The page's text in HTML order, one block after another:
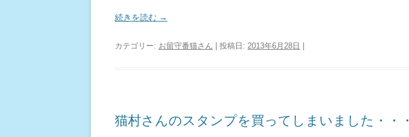
続きを読む →
カテゴリー: お留守番猫さん | 投稿日: 2013年6月28日
猫村さんのスタンプを買ってしまいました・・・